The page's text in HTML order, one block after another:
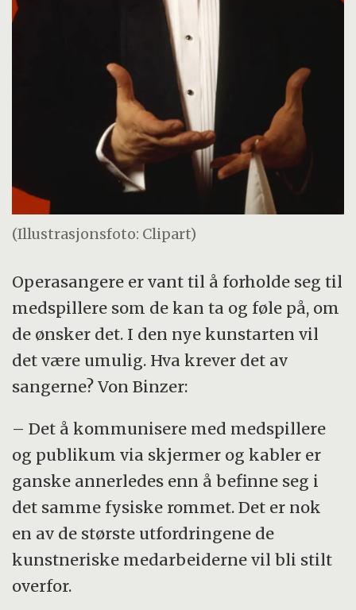
(Illustrasjonsfoto: Clipart)
Operasangere er vant til å forholde seg til
medspillere som de kan ta og føle på, om
de ønsker det. I den nye kunstarten vil
det være umulig. Hva krever det av
sangerne? Von Binzer:
– Det å kommunisere med medspillere
og publikum via skjermer og kabler er
ganske annerledes enn å befinne seg i
det samme fysiske rommet. Det er nok
en av de største utfordringene de
kunstneriske medarbeiderne vil bli stilt
overfor.